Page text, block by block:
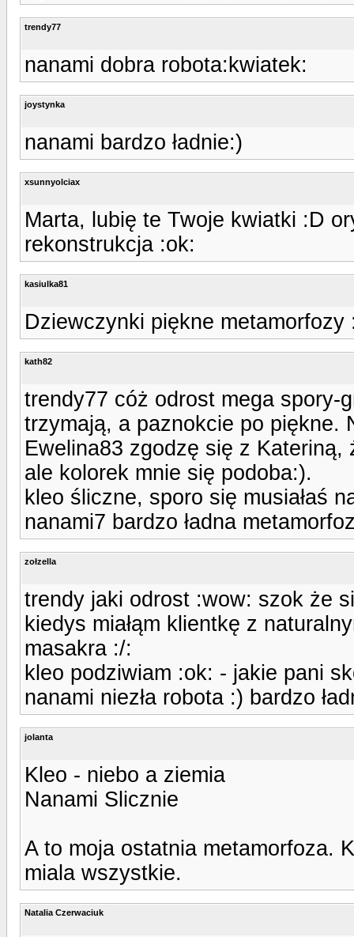
trendy77
nanami dobra robota:kwiatek:
joystynka
nanami bardzo ładnie:)
xsunnyolciax
Marta, lubię te Twoje kwiatki :D
rekonstrukcja :ok:
kasiulka81
Dziewczynki piękne metamorfozy
kath82
trendy77 cóż odrost mega spory-
trzymają, a paznokcie po piękne.
Ewelina83 zgodzę się z Kateriną,
ale kolorek mnie się podoba:).
kleo śliczne, sporo się musiałaś
nanami7 bardzo ładna
zołzella
trendy jaki odrost :wow: szok że
kiedys miałąm klientkę z
masakra :/:
kleo podziwiam :ok: - jakie pani
nanami niezła robota :) bardzo
jolanta
Kleo - niebo a ziemia
Nanami Slicznie
A to moja ostatnia metamorfoza.
miala wszystkie.
Natalia Czerwaciuk